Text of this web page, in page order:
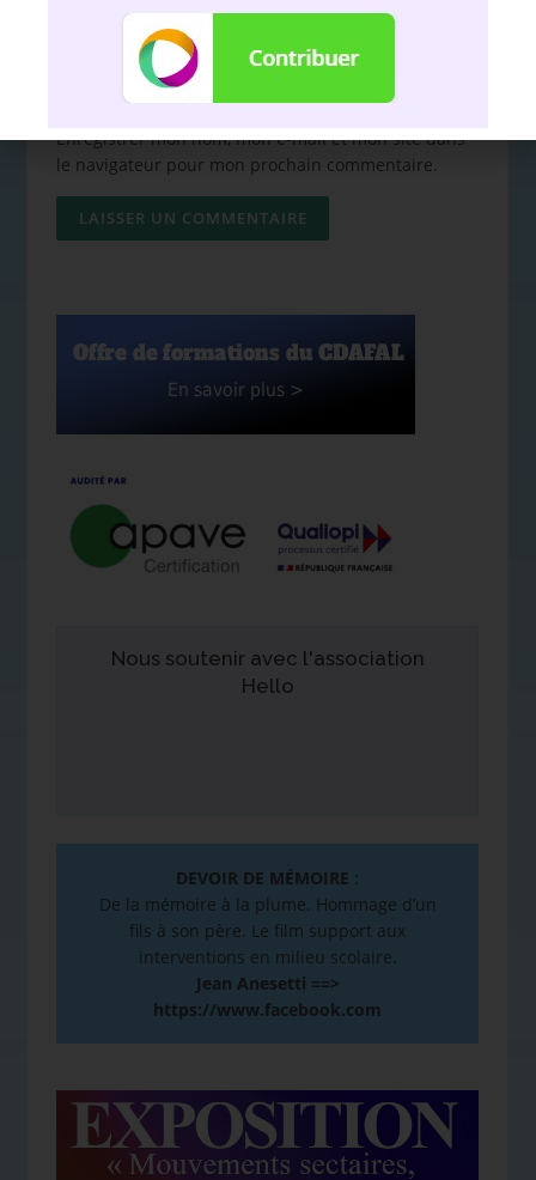
Enregistrer mon nom, mon e-mail et mon site dans
le navigateur pour mon prochain commentaire.
Nous soutenir avec l'association
Hello
DEVOIR DE MÉMOIRE :
De la mémoire à la plume. Hommage d’un
fils à son père. Le film support aux
interventions en milieu scolaire.
Jean Anesetti ==>
https://www.facebook.com